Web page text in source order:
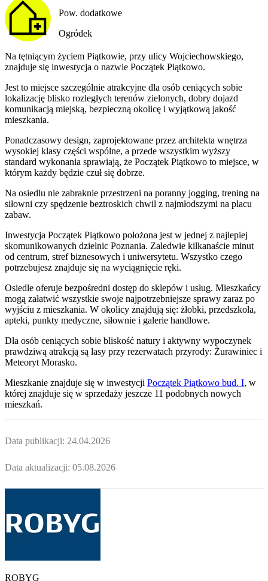
Pow. dodatkowe
Ogródek
Na tętniącym życiem Piątkowie, przy ulicy Wojciechowskiego,
znajduje się inwestycja o nazwie Początek Piątkowo.
Jest to miejsce szczególnie atrakcyjne dla osób ceniących sobie
lokalizację blisko rozległych terenów zielonych, dobry dojazd
komunikacją miejską, bezpieczną okolicę i wyjątkową jakość
mieszkania.
Ponadczasowy design, zaprojektowane przez architekta wnętrza
wysokiej klasy części wspólne, a przede wszystkim wyższy
standard wykonania sprawiają, że Początek Piątkowo to miejsce, w
którym każdy będzie czuł się dobrze.
Na osiedlu nie zabraknie przestrzeni na poranny jogging, trening na
siłowni czy spędzenie beztroskich chwil z najmłodszymi na placu
zabaw.
Inwestycja Początek Piątkowo położona jest w jednej z najlepiej
skomunikowanych dzielnic Poznania. Zaledwie kilkanaście minut
od centrum, stref biznesowych i uniwersytetu. Wszystko czego
potrzebujesz znajduje się na wyciągnięcie ręki.
Osiedle oferuje bezpośredni dostęp do sklepów i usług. Mieszkańcy
mogą załatwić wszystkie swoje najpotrzebniejsze sprawy zaraz po
wyjściu z mieszkania. W okolicy znajdują się: żłobki, przedszkola,
apteki, punkty medyczne, siłownie i galerie handlowe.
Dla osób ceniących sobie bliskość natury i aktywny wypoczynek
prawdziwą atrakcją są lasy przy rezerwatach przyrody: Żurawiniec i
Meteoryt Morasko.
Mieszkanie znajduje się w inwestycji Początek Piątkowo bud. I, w
której znajduje się w sprzedaży jeszcze 11 podobnych nowych
mieszkań.
Data publikacji: 24.04.2026
Data aktualizacji: 05.08.2026
ROBYG